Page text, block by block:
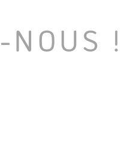
NOUS !